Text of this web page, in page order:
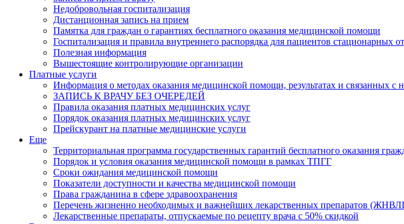
Недобровольная госпитализация
Дистанционная запись на прием
Памятка для граждан о гарантиях бесплатного оказания медицинской помощи
Госпитализация и правила внутреннего распорядка для пациентов стационарных
Полезная информация
Вышестоящие контролирующие организации
Платные услуги
Информация о методах оказания медицинской помощи, результатах и связанных с
ЗАПИСЬ К ВРАЧУ БЕЗ ОЧЕРЕДЕЙ
Правила оказания платных медицинских услуг
Порядок оказания платных медицинских услуг
Прейскурант на платные медицинские услуги
Еще
Территориальная программа государственных гарантий бесплатного оказания
Порядок и условия оказания медицинской помощи в рамках ТПГГ
Сроки ожидания медицинской помощи
Показатели доступности и качества медицинской помощи
Права гражданина в сфере здравоохранения
Перечень жизненно необходимых и важнейших лекарственных препаратов
Лекарственные препараты, отпускаемые по рецепту врача с 50% скидкой